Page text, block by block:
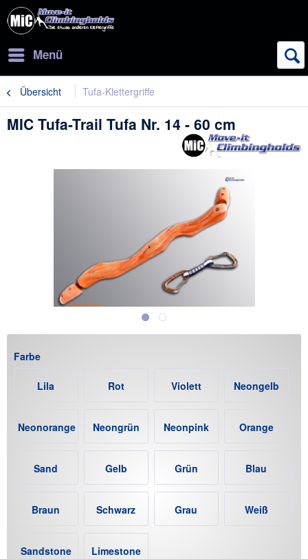
Menü
Übersicht Tufa-Klettergriffe
MIC Tufa-Trail Tufa Nr. 14 - 60 cm
Farbe
Lila Rot Violett Neongelb
Neonorange Neongrün Neonpink Orange
Sand Gelb Grün Blau
Braun Schwarz Grau Weiß
Sandstone
Limestone